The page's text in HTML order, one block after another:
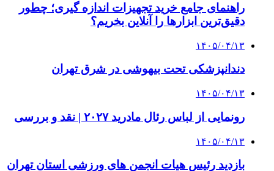
راهنمای جامع خرید تجهیزات اندازه گیری؛ چطور
دقیق‌ترین ابزارها را آنلاین بخریم؟
۱۴۰۵/۰۴/۱۳
دندانپزشکی تحت بیهوشی در شرق تهران
۱۴۰۵/۰۴/۱۳
رونمایی از لباس رئال مادرید ۲۰۲۷ | نقد و بررسی
۱۴۰۵/۰۴/۱۳
بازدید رئیس هیات انجمن های ورزشی استان تهران